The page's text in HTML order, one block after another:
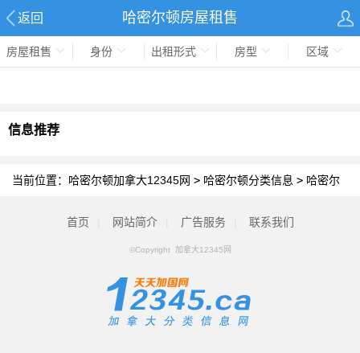
返回 哈密尔顿房屋租售
房屋租售 身份 出租形式 房型 区域
信息推荐
当前位置： 哈密尔顿加拿大12345网 > 哈密尔顿分类信息 > 哈密尔
首页 网站简介 广告服务 联系我们
©Copyright 加拿大12345网